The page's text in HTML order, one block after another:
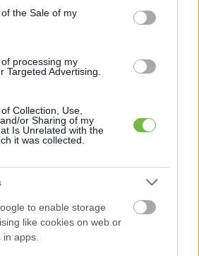
the Sale of my
processing my
Targeted Advertising.
Collection, Use,
or Sharing of my
Is Unrelated with the
it was collected.
to enable storage
like cookies on web or
apps.
után – a visszatérés